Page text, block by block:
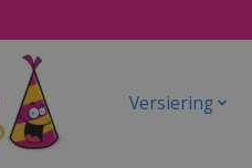
Versiering